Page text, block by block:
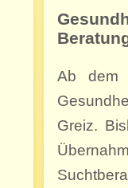
Ab dem
Greiz.